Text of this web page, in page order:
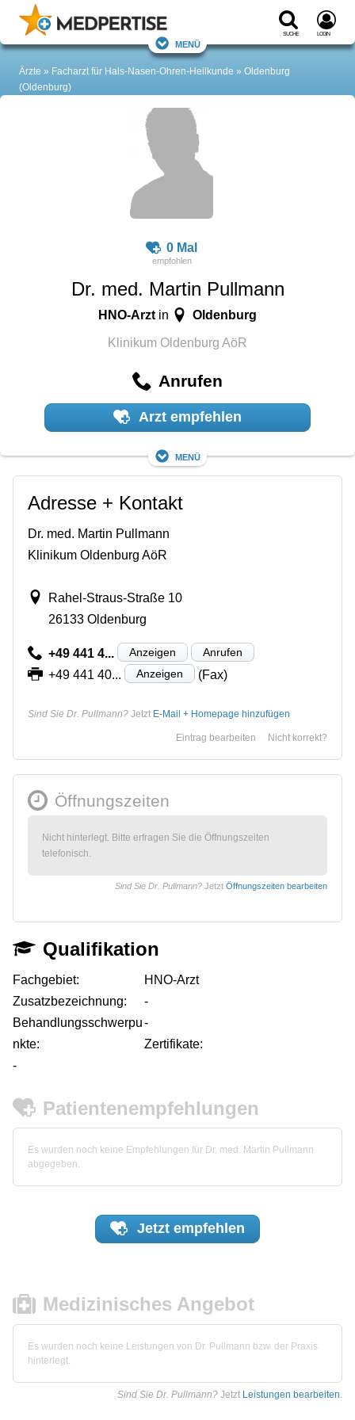
Suche Login
Menü
Ärzte Facharzt für Hals-Nasen-Ohren-Heilkunde
Oldenburg
(Oldenburg)
0 Mal
Dr. med. Martin Pullmann
HNO-Arzt in Oldenburg
Klinikum Oldenburg AöR
Anrufen
Arzt empfehlen
Menü
Adresse + Kontakt
Dr. med. Martin Pullmann
Klinikum Oldenburg AöR
Rahel-Straus-Straße 10
26133 Oldenburg
+49 441 4... Anzeigen Anrufen
+49 441 40... Anzeigen (Fax)
Sind Sie Dr. Pullmann? Jetzt E-Mail + Homepage hinzufügen
Nicht korrekt?
Eintrag bearbeiten
Öffnungszeiten
Nicht hinterlegt. Bitte erfragen Sie die Öffnungszeiten
telefonisch.
Sind Sie Dr. Pullmann? Jetzt Öffnungszeiten bearbeiten
Qualifikation
Fachgebiet:
HNO-Arzt
Zusatzbezeichnung:
-
Behandlungsschwerpu
nkte:
-
Zertifikate:
-
Patientenempfehlungen
Es wurden noch keine Empfehlungen für Dr. med. Martin Pullmann
abgegeben.
Jetzt empfehlen
Medizinisches Angebot
Es wurden noch keine Leistungen von Dr. Pullmann bzw. der Praxis
hinterlegt.
Sind Sie Dr. Pullmann? Jetzt Leistungen bearbeiten.